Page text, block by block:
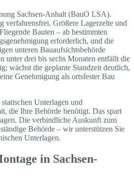
Sachsen-Anhalt (BauO LSA).
verfahrensfrei. Größere Lagerzelte und
Bauten – ab bestimmten
erforderlich, und die
unteren Bauaufsichtsbehörde
unter drei bis sechs Monaten entfällt die
wächst die geplante Standzeit deutlich,
Genehmigung als ortsfester Bau
Unterlagen und
die Ihre Behörde benötigt. Das spart
Die verbindliche Auskunft zum
Behörde – wir unterstützen Sie
Unterlagen.
in Sachsen-